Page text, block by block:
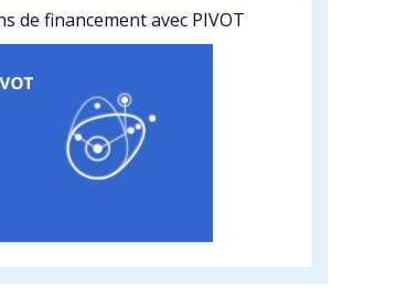
de financement avec PIVOT